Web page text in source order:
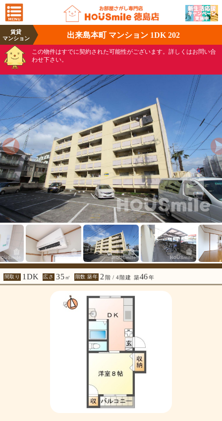
賃貸
マンション
出来島本町 マンション 1DK 202
この物件はすでに契約された可能性がございます。詳しくはお問い合
わせ下さい。
間取り 1DK 広さ 35㎡ 階数 築年 2 階 / 4階建 築46年